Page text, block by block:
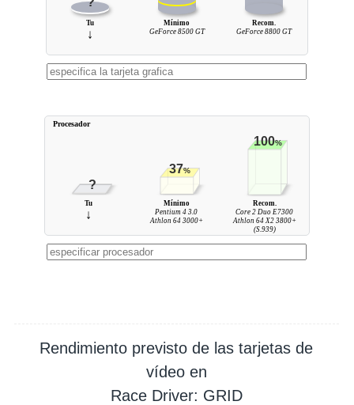
Tu
↓
Mínimo
GeForce 8500 GT
Recom.
GeForce 8800 GT
?
37%
100%
Tu
↓
Mínimo
Pentium 4 3.0
Athlon 64 3000+
Recom.
Core 2 Duo E7300
Athlon 64 X2 3800+
(S.939)
Procesador
Rendimiento previsto de las tarjetas de
vídeo en
Race Driver: GRID